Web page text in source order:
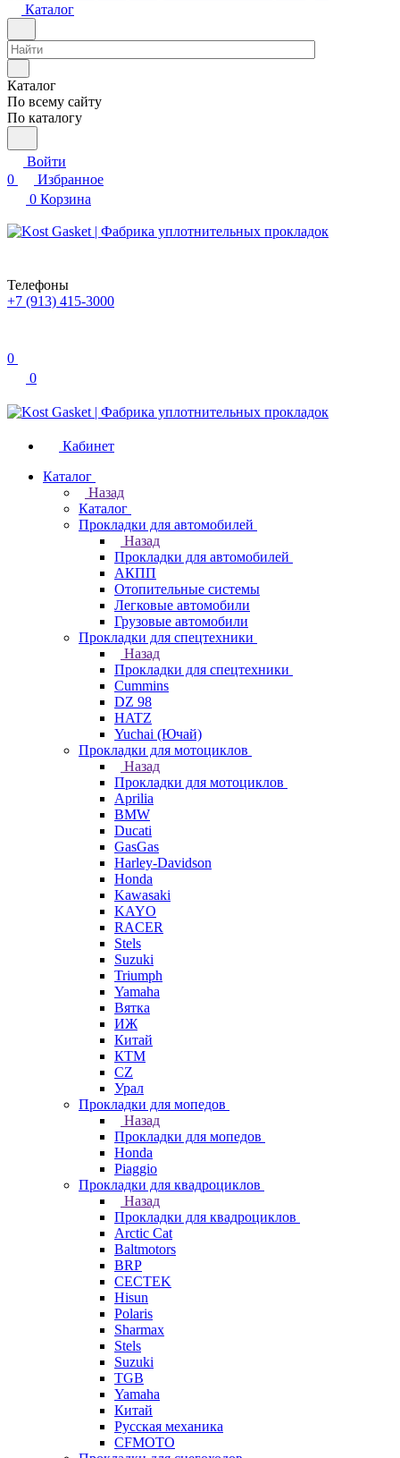
Каталог
Каталог
По всему сайту
По каталогу
Войти
0
Избранное
0 Корзина
Телефоны
+7 (913) 415-3000
0
0
Кабинет
Каталог
Назад
Каталог
Прокладки для автомобилей
Назад
Прокладки для автомобилей
АКПП
Отопительные системы
Легковые автомобили
Грузовые автомобили
Прокладки для спецтехники
Назад
Прокладки для спецтехники
Cummins
DZ 98
HATZ
Yuchai (Ючай)
Прокладки для мотоциклов
Назад
Прокладки для мотоциклов
Aprilia
BMW
Ducati
GasGas
Harley-Davidson
Honda
Kawasaki
KAYO
RACER
Stels
Suzuki
Triumph
Yamaha
Вятка
ИЖ
Китай
КТМ
СZ
Урал
Прокладки для мопедов
Назад
Прокладки для мопедов
Honda
Piaggio
Прокладки для квадроциклов
Назад
Прокладки для квадроциклов
Arctic Cat
Baltmotors
BRP
CECTEK
Hisun
Polaris
Sharmax
Stels
Suzuki
TGB
Yamaha
Китай
Русская механика
СFMOTO